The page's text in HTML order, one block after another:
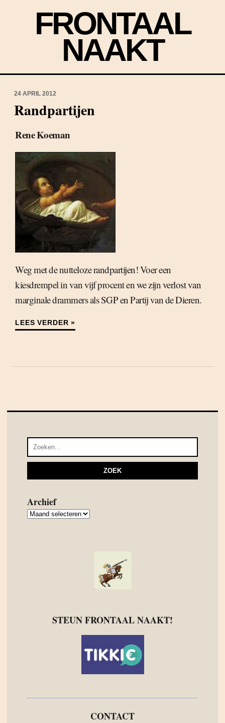
FRONTAAL
NAAKT
24 APRIL 2012
Randpartijen
Rene Koeman
Weg met de nutteloze randpartijen! Voer een
kiesdrempel in van vijf procent en we zijn verlost van
marginale drammers als SGP en Partij van de Dieren.
LEES VERDER »
Archief
Archief
STEUN FRONTAAL NAAKT!
CONTACT